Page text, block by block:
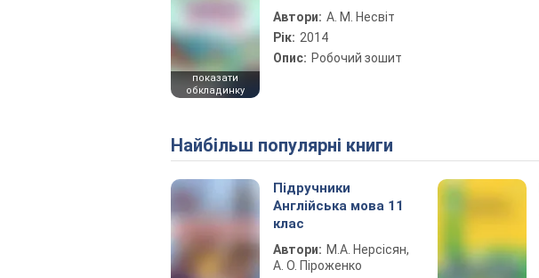
показати
обкладинку
Автори: А. М. Несвіт
Рік: 2014
Опис: Робочий зошит
Найбільш популярні книги
Підручники
Англійська мова 11
клас
Автори: М.А. Нерсісян,
А. О. Піроженко